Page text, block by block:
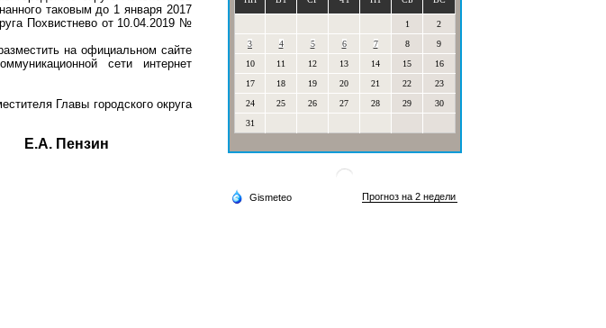
таковым до 1 января 2017
Похвистнево от 10.04.2019 №
на официальном сайте
сети интернет
Главы городского округа
Пензин
1
2
3
4 5 6 7 8
9
10
11 12 13 14 15
16
17
18 19 20 21 22
23
24
25 26 27 28 29
30
31